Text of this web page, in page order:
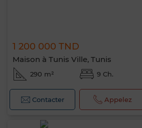
1 200 000 TND
Maison à Tunis Ville, Tunis
290 m² 9 Ch.
Contacter Appelez